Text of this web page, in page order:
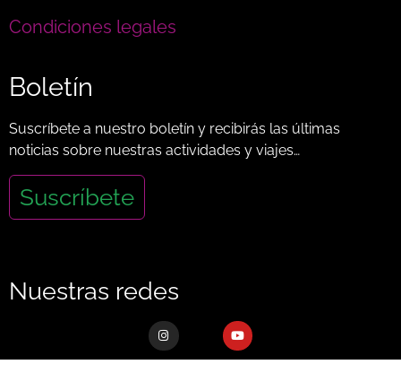
Condiciones legales
Boletín
Suscríbete a nuestro boletín y recibirás las últimas
noticias sobre nuestras actividades y viajes…
Suscríbete
Nuestras redes